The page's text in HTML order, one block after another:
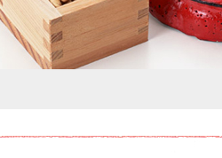
寿司レシピをそれぞれご紹介します。